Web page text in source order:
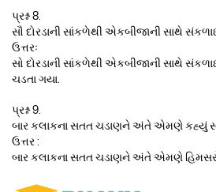
પ્રશ્ન 8.
સૌ દોરડાની સાંકળેથી એકબીજાની સાથે
ઉત્તરઃ
સો દોરડાની સાંકળેથી એકબીજાની સાથે
ચડતા ગયા.
પ્રશ્ન 9.
બાર કલાકના સતત ચડાણને અંતે એમણે કહ્યું
ઉત્તર :
બાર કલાકના સતત ચડાણને અંતે એમણે